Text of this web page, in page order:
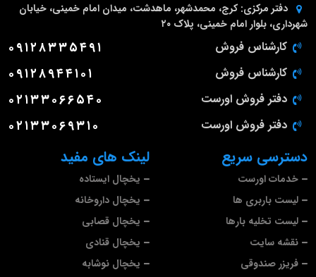
لینک های مفید
یخچال ایستاده
یخچال داروخانه
یخچال قصابی
یخچال قنادی
یخچال نوشابه
دسترسی سریع
خدمات اورست
لیست باربری ها
لیست تخلیه بارها
نقشه سایت
فریزر صندوقی
دفتر مرکزی: کرج، محمدشهر، ماهدشت، میدان امام خمینی، خیابان
شهرداری، بلوار امام خمینی، پلاک ۲۰
کارشناس فروش ۰۹۱۲۸۳۳۵۴۹۱
کارشناس فروش ۰۹۱۲۸۹۴۴۱۰۱
دفتر فروش اورست ۰۲۱۳۳۰۶۶۵۴۰
دفتر فروش اورست ۰۲۱۳۳۰۶۹۳۱۰